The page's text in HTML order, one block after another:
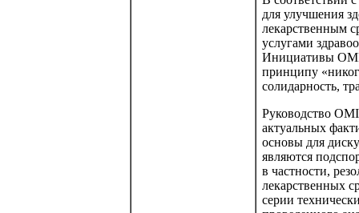
для улучшения
лекарственным
услугами
Инициативы OMI
принципу
солидарность,
Руководство
актуальных
основы для
являются
в частности,
лекарственных
серии